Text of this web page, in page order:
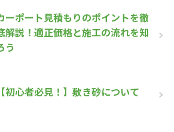
ーポート見積もりのポイントを徹
解説！適正価格と施工の流れを知
う
【初心者必見！】敷き砂について